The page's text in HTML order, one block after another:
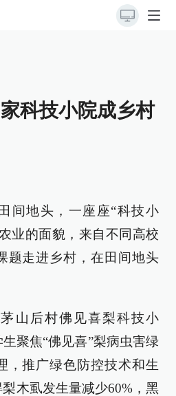
科技小院成乡村
间地头，一座座“科技小
业的面貌，来自不同高校
题走进乡村，在田间地头
山后村佛见喜梨科技小
聚焦“佛见喜”梨病虫害绿
，推广绿色防控技术和生
木虱发生量减少60%，黑